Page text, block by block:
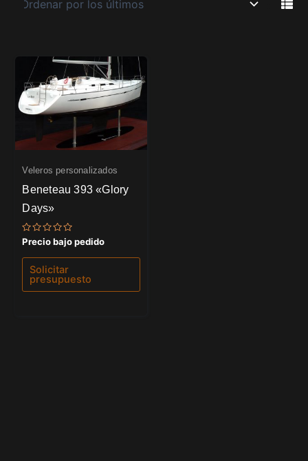
Veleros personalizados
Beneteau 393 «Glory
Days»
Valorado
0
de
Precio bajo pedido
Solicitar
presupuesto